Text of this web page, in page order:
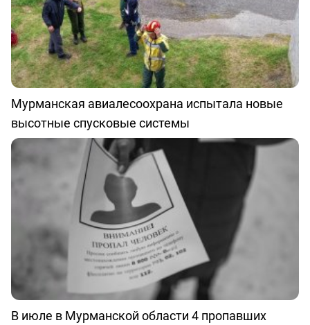
Мурманская авиалесоохрана испытала новые
высотные спусковые системы
В июле в Мурманской области 4 пропавших